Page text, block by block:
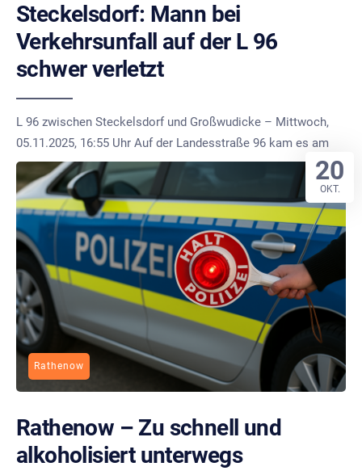
Steckelsdorf: Mann bei
Verkehrsunfall auf der L 96
schwer verletzt
L 96 zwischen Steckelsdorf und Großwudicke – Mittwoch,
05.11.2025, 16:55 Uhr Auf der Landesstraße 96 kam es am
Rathenow
Rathenow – Zu schnell und
alkoholisiert unterwegs
20
OKT.